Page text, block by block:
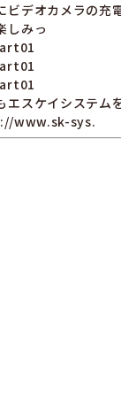
ビデオカメラの充
しみっ
エスケイシステム
www.sk-sys.